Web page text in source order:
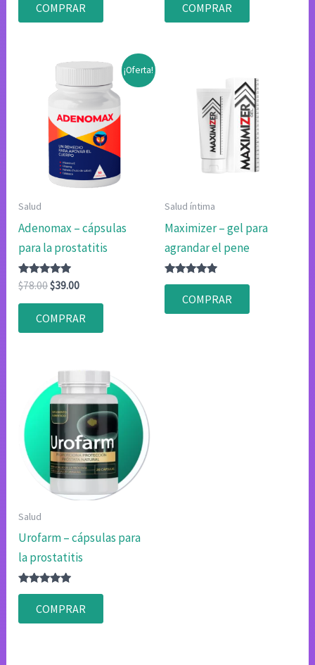
4.80
de 5
COMPRAR
4.80
de 5
COMPRAR
¡Oferta!
Salud
Adenomax – cápsulas
para la prostatitis
Valorado
con
4.80
$78.00El
original
era:
$39.00El
actual
es:
COMPRAR
Salud íntima
Maximizer – gel para
agrandar el pene
Valorado
4.75
de 5
COMPRAR
Salud
Urofarm – cápsulas para
la prostatitis
Valorado
4.80
de 5
COMPRAR